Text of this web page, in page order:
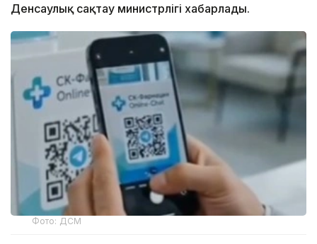
Денсаулық сақтау министрлігі хабарлады.
Фото: ДСМ